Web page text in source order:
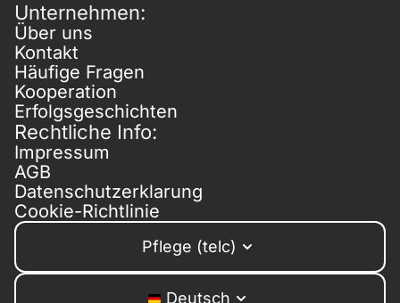
Unternehmen:
Über uns
Kontakt
Häufige Fragen
Kooperation
Erfolgsgeschichten
Rechtliche Info:
Impressum
AGB
Datenschutzerklarung
Cookie-Richtlinie
Pflege (telc)
Deutsch